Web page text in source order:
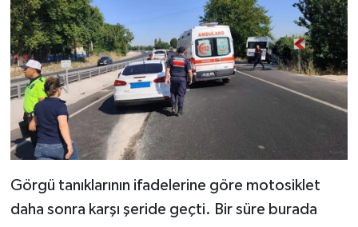
Görgü tanıklarının ifadelerine göre motosiklet
daha sonra karşı şeride geçti. Bir süre burada